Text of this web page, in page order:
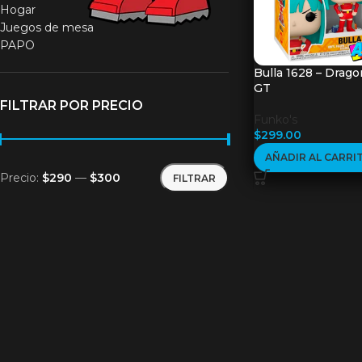
Hogar
Juegos de mesa
PAPO
FILTRAR POR PRECIO
FILTRAR
Precio: $290 — $300
Bulla 1628 –
GT
Funko's
$299.00
AÑADIR AL